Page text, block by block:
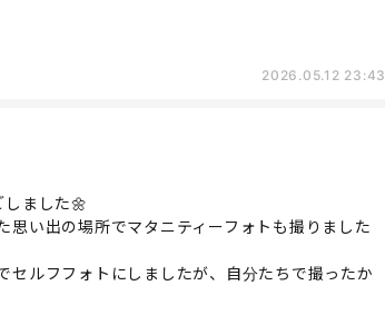
2026.05.12 23:43
ました🌼
い出の場所でマタニティーフォトも撮りました
セルフフォトにしましたが、自分たちで撮ったか